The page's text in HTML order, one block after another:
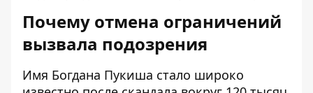
Почему отмена ограничений
вызвала подозрения
Имя Богдана Пукиша стало широко